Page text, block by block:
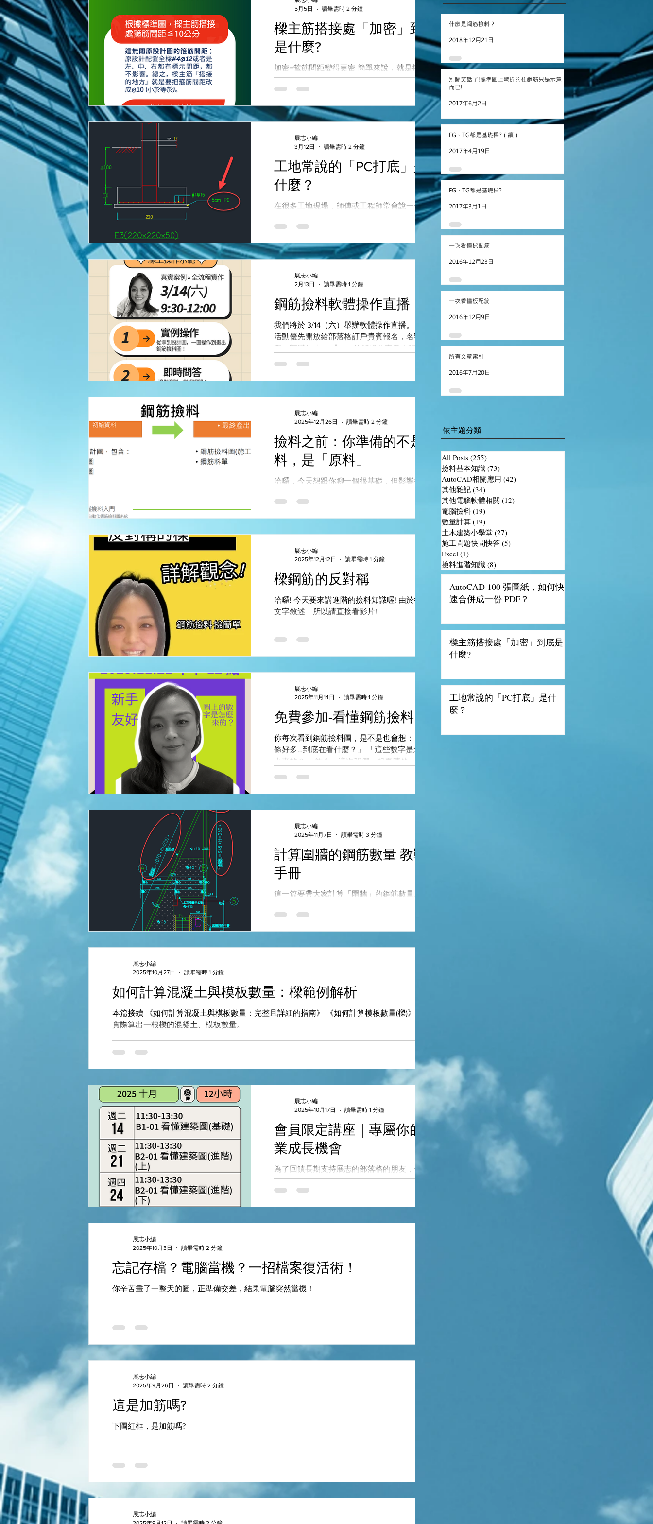
PDF軟體的「連接」功能：如何利用印表機串
接，實現自動合併。 💡 兩種操作方式，適合不
同的你： 1. 如果你追求極致效率（使用「展志出
圖小程式」） 影片中展示了最理想的狀態： 一
圈即中：直接框選包含 100 張圖的範圍。 自動
偵測：小程式會自動辨識每一張圖框，並排隊丟
往印表機。 10 秒收工：不用手動設定 100 次，
喝口水PDF就轉好了。 2. 如果你目前沒有小程式
（純手動但依然省時法） 就算你沒有外掛，影
片中的「PDF 設定流程」對你依然有幫助： 設
定虛擬印表機：將 示範如何設定PDF印表機。
手動連續圈選：雖然需要人工執行「視窗圈選
(Window)」，但關鍵在於PDF軟體的「排隊」功
能。 一鍵合併：你不需每出圖一張就存檔，後
樑主筋搭接處「加密」到底
是什麼?
加密=箍筋間距變得更密 簡單來說，就是搭接處
比較脆弱因此要加強，再加多一點箍筋。 「混
凝土結構設計規範」第15.4.2.3節規定：「受撓
鋼筋之搭接，必須於搭接範圍配置閉合箍筋或螺
箍，此橫向鋼筋之最大間距不得大於d / 4或10
cm。搭接不得用於：(1)構材接頭內；(2)距接頭
交接面2倍構材深度以內範圍，及(3)分析顯示，
由構架非彈性側向變位所引起撓曲降伏之位
置。」，其解說亦略以：「在彎矩降伏會發生的
範圍，鋼筋不允許搭接，乃因在承受非彈性反覆
載重時，搭接並不可靠。任一位置的搭接處，其
混凝土保護層皆有可能剝落，因此需要配置閉合
箍筋。」此解說說明了梁主筋搭接段之圍束需求
及重要性。 加密怎麼配？ 簡單來說，就是樑鋼
筋搭接的地方，箍筋間距10公分。 何時要配緊
密箍筋？ 簡單來說，看標準圖！ 當然，實務上
到底要不要配，依業主指示。下圖為一般的標準
筋搭接處間距不得大於d/4及10cm。 2026更新!
現在大部分案件都會要求要按照標準圖加密了!
（本該如此！） 所以樑撿料圖標配就應該要加
密喔！ 要樑配筋圖上的箍筋不是標
5月5日
讀畢需時 2 分鐘
工地常說的「PC打底」是
什麼？
在很多工地現場，師傅或工程師常會說一句話：
「基礎要先做 PC 打底。」 這裡的 PC 指的不是
預力混凝土，而是： Plain Concrete（素混凝
有鋼筋的混凝土墊層 。 這層混凝土通常厚度大
供施工使用，而不是承受結構荷重。 PC打底通
常怎麼施工？ 基礎施工流程大致如下： 1️⃣ 基礎
開挖 2️⃣ 整地與夯實 3️⃣ 澆置 PC 打底（墊層混凝
土） 4️⃣ 放樣定位 5️⃣ 綁紮鋼筋 6️⃣ 澆置基礎混凝
土 因此 PC 的角色其實是： 施工用的基底層，
而不是結構的一部分。 為什麼要多做一層 PC？
很多人第一次看到圖面會問： 「既然基礎混凝
際上，這層薄薄的混凝土對施工非常重要。 1 提
供穩定的放樣面 基礎開挖完成後，底部通常都
一層 PC 墊層後，就會形成一個 平整且乾淨的混
凝土地面 。 工程人員可以在這個面上： 畫基礎
展志小編
3月12日
讀畢需時 2 分鐘
鋼筋撿料軟體操作直播
我們將於 3/14（六）舉辦軟體操作直播。 本場
活動優先開放給部落格訂戶貴賓報名，名額有
限，額滿為止。 【3/14 軟體操作直播｜限額開
放】 我們將進行一次完整軟體實例操作直播：
操作撿料流程 ✔ 產出鋼筋撿料圖 ✔ 現場即時問
答 參加對象 想了解軟體實際操作流程的朋友 對
費。我們將專注於操作示範與技術交流，不安排
人，能安心參與。
展志小編
2月13日
讀畢需時 1 分鐘
撿料之前：你準備的不是資
料，是「原料」
哈囉，今天想跟你聊一個很基礎，但影響撿料成
敗的關鍵：👉 撿料的初始資料。 不論你現在是
用電腦撿料，還是用人工方式撿料，其實撿料的
展志小編
2025年12月26日
讀畢需時 2 分鐘
樑鋼筋的反對稱
哈囉! 今天要來講進階的撿料知識喔! 由於很難用
文字敘述，所以請直接看影片!
展志小編
2025年12月12日
讀畢需時 1 分鐘
免費參加-看懂鋼筋撿料圖
你每次看到鋼筋撿料圖，是不是也會想： 「線
條好多…到底在看什麼？」 「這些數字是怎麼算
出來的？」 放心，這次我們一起弄清楚。 📍 直
播主題：教你看懂鋼筋撿料圖 📅 日期：
迎邊吃午餐邊收看) 📍 平台：Google Meet 如何
參加? 本場次是部落格訂戶限定的免費場次。 報
，以及你的email。 屆時我們會發連結給您。
展志小編
2025年11月14日
讀畢需時 1 分鐘
計算圍牆的鋼筋數量 教戰
手冊
這一篇要帶大家計算「圍牆」的鋼筋數量。 文
長! 完整教戰手冊! 大綱: 不是每個工程都有圍牆-
圍牆怎麼看? 圍牆的尺寸- 圖上沒標的時候怎麼
且直接幫我們把每一道圍牆的長度、高度標出
來。 圖上綠色的線條就是圍牆線。這張圖非常
清楚，有三道圍牆，高度都是250公分，而長度
不出來，要去立面、剖面圖去抓資料。 ▲從剖面
圖找到圍牆，接著量測圍牆的高度。 圍牆的高
度，要分成兩個部分-- 一樓板頂到牆頂、一樓板
底到基礎板底。 以這個例子，一樓以上，我們
量測出來是250公分；而一樓以下是120公分。
開始計算數量 有了圍牆的基本尺寸後，我們便
能開始著手計算鋼筋數量了。
展志小編
2025年11月7日
讀畢需時 3 分鐘
如何計算混凝土與模板數量：樑範例解析
本篇接續 《如何計算混凝土與模板數量：完整且詳細的指南》 《如何計算模板數量(樑)》 帶你
實際算出一根樑的混凝土、模板數量。
展志小編
2025年10月27日
讀畢需時 1 分鐘
會員限定講座｜專屬你的專
業成長機會
為了回饋長期支持展志的部落格的朋友，十月的
看懂建築圖課程，歡迎部落格訂戶貴賓免費參
加！ 📍 參加方式： 點此連結線上報名 📍 日期:
展志小編
2025年10月17日
讀畢需時 1 分鐘
忘記存檔？電腦當機？一招檔案復活術！
你辛苦畫了一整天的圖，正準備交差，結果電腦突然當機！
展志小編
2025年10月3日
讀畢需時 2 分鐘
這是加筋嗎?
下圖紅框，是加筋嗎?
展志小編
2025年9月26日
讀畢需時 2 分鐘
展志小編
什麼是鋼筋撿料？
2018年12月21日
別鬧笑話了!標準圖上彎折的柱鋼筋只是示意
而已!
2017年6月2日
FG、TG都是基礎樑?（續）
2017年4月19日
FG、TG都是基礎樑?
2017年3月1日
一次看懂樑配筋
2016年12月23日
一次看懂板配筋
2016年12月9日
所有文章索引
2016年7月20日
依主題分類
All Posts (255)
撿料基本知識 (73)
AutoCAD相關應用 (42)
其他雜記 (34)
其他電腦軟體相關 (12)
電腦撿料 (19)
數量計算 (19)
土木建築小學堂 (27)
施工問題快問快答 (5)
Excel (1)
撿料進階知識 (8)
AutoCAD 100 張圖紙，如何快
速合併成一份 PDF？
樑主筋搭接處「加密」到底是
什麼?
工地常說的「PC打底」是什
麼？